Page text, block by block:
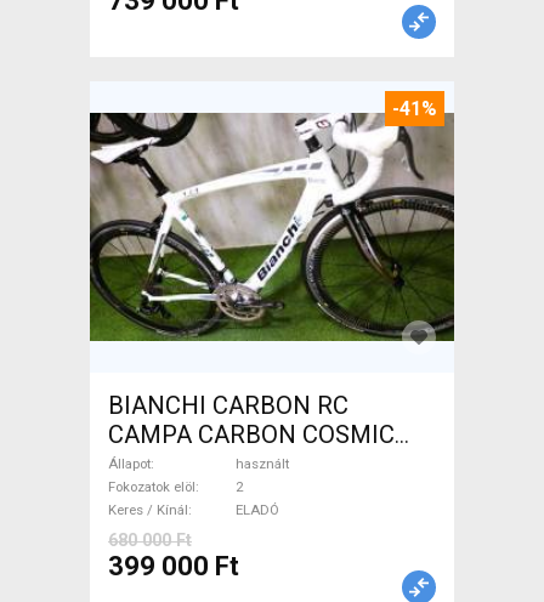
-41%
BIANCHI CARBON RC
CAMPA CARBON COSMIC
Országúti használt ELADÓ
Állapot
használt
Fokozatok elöl
2
Keres / Kínál
ELADÓ
680 000 Ft
399 000 Ft